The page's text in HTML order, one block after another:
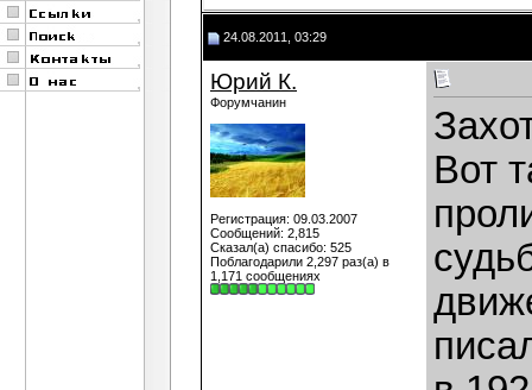
24.08.2011, 03:29
Юрий К.
Форумчанин
Регистрация: 09.03.2007
Сообщений: 2,815
Сказал(а) спасибо: 525
Поблагодарили 2,297 раз(а) в
1,171 сообщениях
Вот